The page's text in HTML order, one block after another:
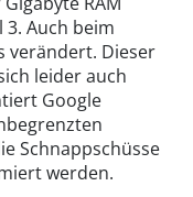
3. Auch beim
verändert. Dieser
leider auch
Google
Schnappschüsse
werden.